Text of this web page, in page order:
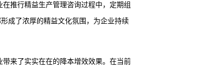
推行精益生产管理咨询过程中，定期组
成了浓厚的精益文化氛围，为企业持续
来了实实在在的降本增效效果。在当前